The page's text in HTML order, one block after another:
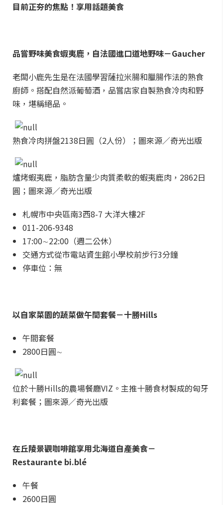
目前正夯的焦點！ 享用話題美食
品嘗野味美食蝦夷鹿，自法國進口道地野味－Gaucher
老闆小鹿先生是在法國學習薩拉米腸和臘腸作法的熟食
廚師。搭配自然派葡萄酒，品嘗店家自製熟食冷肉和野
味，堪稱絕品。
熟食冷肉拼盤2138日圓（2人份）；圖來源／奇光出版
爐烤蝦夷鹿，脂肪含量少肉質柔軟的蝦夷鹿肉，2862日
圓；圖來源／奇光出版
札幌市中央區南3西8-7 大洋大樓2F
011-206-9348
17:00∼22:00（週二公休）
交通方式從市電站資生館小學校前步行3分鐘
停車位：無
以自家菜園的蔬菜做午間套餐－十勝Hills
午間套餐
2800日圓∼
位於十勝Hills的農場餐廳VIZ。主推十勝食材製成的匈牙
利套餐；圖來源／奇光出版
在丘陵景觀咖啡館享用北海道自產美食－
Restaurante bi.blé
午餐
2600日圓